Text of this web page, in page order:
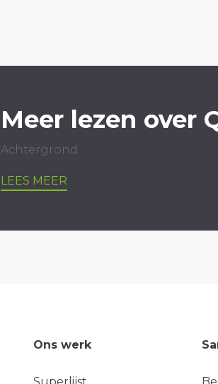
Meer lezen over
Achtergrond
LEES MEER
Ons werk